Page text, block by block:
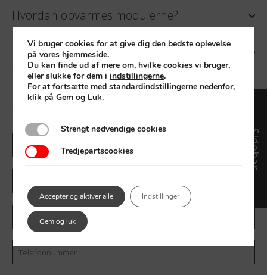
Sidebar
Hvordan opvarmes modulerne?
Skal modulerne males udvendigt?
Hvor kan I levere Add a Room?
Land
Telefonnummer
Vi bruger cookies for at give dig den bedste oplevelse
på vores hjemmeside.
Du kan finde ud af mere om, hvilke cookies vi bruger,
eller slukke for dem iindstillingerne.
For at fortsætte med standardindstillingerne nedenfor,
klik på Gem og Luk.
Strengt nødvendige cookies
Strengt nødvendige cookies
Tredjepartscookies
Tredjepartscookies
Accepter og aktiver alle Indstillinger
Gem og luk